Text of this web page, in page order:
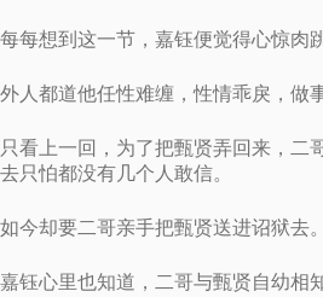
每每想到这一节，嘉钰便觉得心惊肉跳
外人都道他任性难缠，性情乖戾，做
只看上一回，为了把甄贤弄回来，二
去只怕都没有几个人敢信。
如今却要二哥亲手把甄贤送进诏狱去
嘉钰心里也知道，二哥与甄贤自幼相